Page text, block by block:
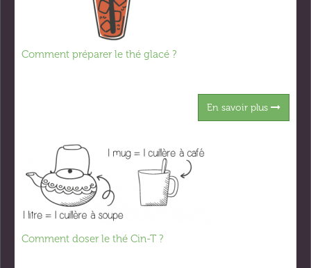
Comment préparer le thé glacé ?
En savoir plus
Comment doser le thé Cin-T ?